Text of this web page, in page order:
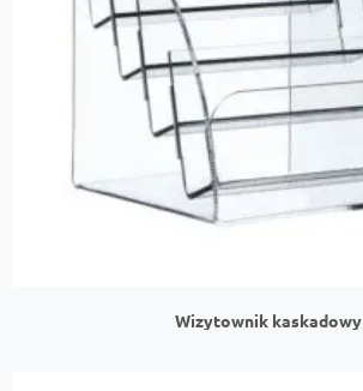
Wizytownik kaskadowy